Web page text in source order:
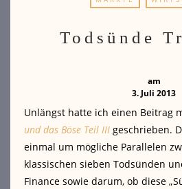
Todsünde
am
3. Juli 2013
Unlängst hatte ich einen Beitrag
und das Böse Teil III geschrieben.
einmal um mögliche Parallelen
klassischen sieben Todsünden
Finance sowie darum, ob diese